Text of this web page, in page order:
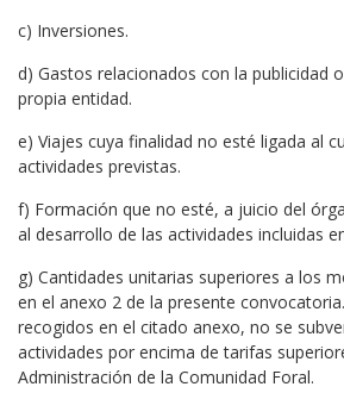
c) Inversiones.
d) Gastos relacionados con la publicidad
propia entidad.
e) Viajes cuya finalidad no esté ligada al
actividades previstas.
f) Formación que no esté, a juicio del
al desarrollo de las actividades incluidas
g) Cantidades unitarias superiores a los
en el anexo 2 de la presente
recogidos en el citado anexo, no se
actividades por encima de tarifas
Administración de la Comunidad Foral.